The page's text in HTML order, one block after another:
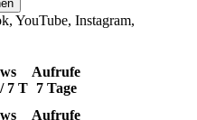
YouTube, Instagram,
7 T
Aufrufe
7 Tage
Aufrufe